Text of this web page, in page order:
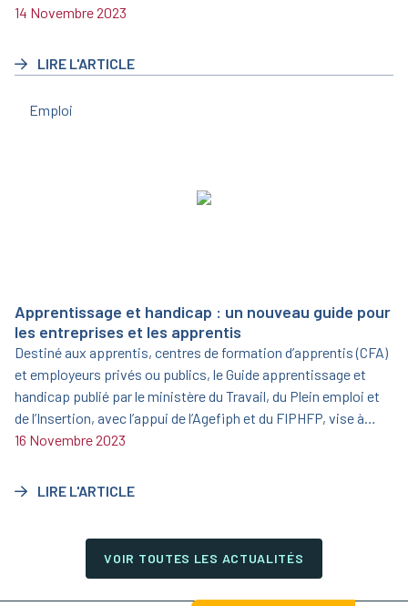
Dekeyzer, ont signé le 19 juin 2023 une nouvelle convention
14 Novembre 2023
LIRE L'ARTICLE
Emploi
Apprentissage et handicap : un nouveau guide pour
les entreprises et les apprentis
Destiné aux apprentis, centres de formation d’apprentis (CFA)
et employeurs privés ou publics, le Guide apprentissage et
handicap publié par le ministère du Travail, du Plein emploi et
de l’Insertion, avec l’appui de l’Agefiph et du FIPHFP, vise à
informer et sensibiliser sur l’opportunité que représente
16 Novembre 2023
LIRE L'ARTICLE
VOIR TOUTES LES ACTUALITÉS